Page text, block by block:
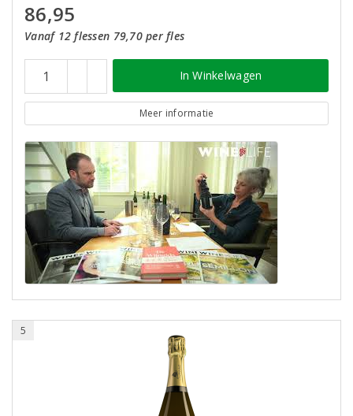
86,95
Vanaf 12 flessen 79,70 per fles
In Winkelwagen
Meer informatie
5